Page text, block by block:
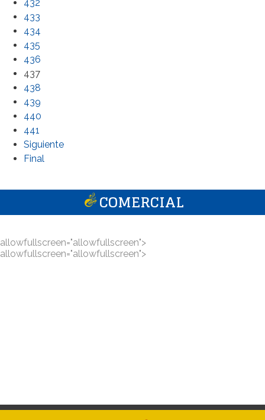
432
433
434
435
436
437
438
439
440
441
Siguiente
Final
COMERCIAL
allowfullscreen="allowfullscreen">
allowfullscreen="allowfullscreen">